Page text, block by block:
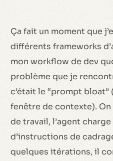
Ça fait un moment que
différents frameworks
mon workflow de dev
problème que je
c’était le “prompt
fenêtre de contexte).
de travail, l’agent
d’instructions de
quelques itérations, il